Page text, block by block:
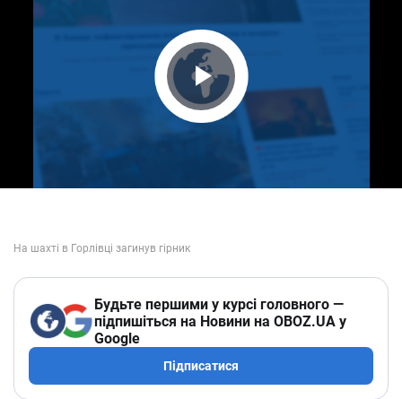
Play Video
Будьте першими у курсі головного —
підпишіться на Новини на OBOZ.UA у
Google
Підписатися